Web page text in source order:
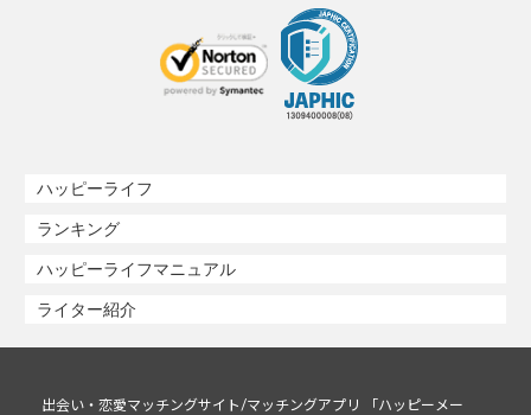
ハッピーライフ
ランキング
ハッピーライフマニュアル
ライター紹介
出会い・恋愛マッチングサイト/マッチングアプリ 「ハッピーメー